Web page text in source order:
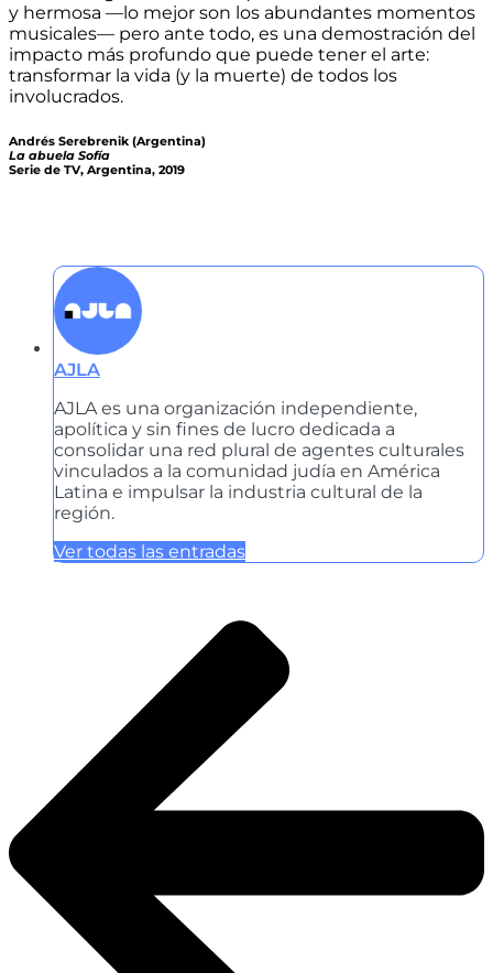
y hermosa —lo mejor son los abundantes momentos
musicales— pero ante todo, es una demostración del
impacto más profundo que puede tener el arte:
transformar la vida (y la muerte) de todos los
involucrados.
Andrés Serebrenik (Argentina)
La abuela Sofía
Serie de TV, Argentina, 2019
AJLA
AJLA es una organización independiente,
apolítica y sin fines de lucro dedicada a
consolidar una red plural de agentes culturales
vinculados a la comunidad judía en América
Latina e impulsar la industria cultural de la
región.
Ver todas las entradas